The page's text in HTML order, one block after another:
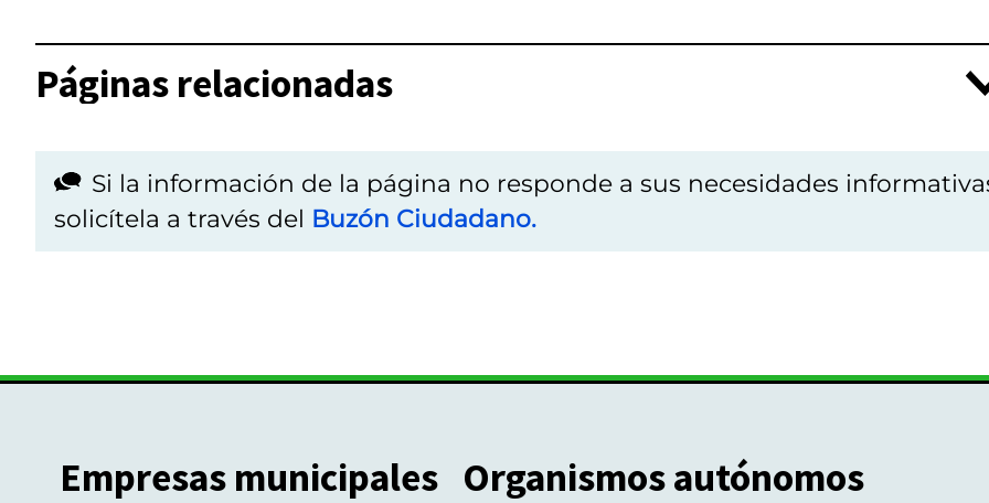
Páginas relacionadas
Si la información de la página no responde a sus necesidades
solicítela a través del Buzón Ciudadano.
Empresas municipales Organismos autónomos